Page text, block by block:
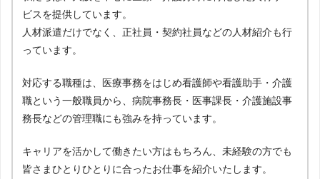
ビスを提供しています。
人材派遣だけでなく、正社員・契約社員などの人材紹介も行
っています。
対応する職種は、医療事務をはじめ看護師や看護助手・介護
職という一般職員から、病院事務長・医事課長・介護施設事
務長などの管理職にも強みを持っています。
キャリアを活かして働きたい方はもちろん、未経験の方でも
皆さまひとりひとりに合ったお仕事を紹介いたします。